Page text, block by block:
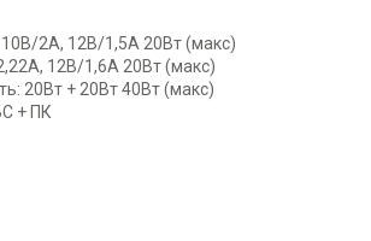
2А, 12В/1,5А 20Вт (макс)
12В/1,6А 20Вт (макс)
20Вт + 20Вт 40Вт (макс)
+ ПК